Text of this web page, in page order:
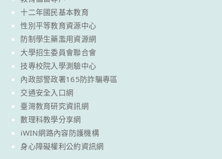
十二年國民基本教育
性別平等教育資源中心
防制學生藥濫用資源網
大學招生委員會聯合會
技專校院入學測驗中心
內政部警政署165防詐騙專區
交通安全入口網
臺灣教育研究資訊網
數理科教學分享網
iWIN網路內容防護機構
身心障礙權利公約資訊網